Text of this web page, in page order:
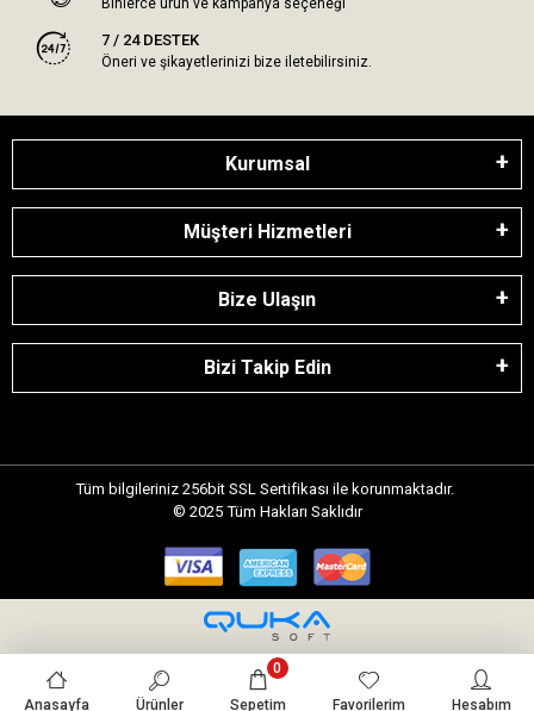
Binlerce ürün ve kampanya seçeneği
7 / 24 DESTEK
Öneri ve şikayetlerinizi bize iletebilirsiniz.
Kurumsal
Müşteri Hizmetleri
Bize Ulaşın
Bizi Takip Edin
Tüm bilgileriniz 256bit SSL Sertifikası ile korunmaktadır.
© 2025 Tüm Hakları Saklıdır
Anasayfa Ürünler Sepetim
0
Favorilerim Hesabım